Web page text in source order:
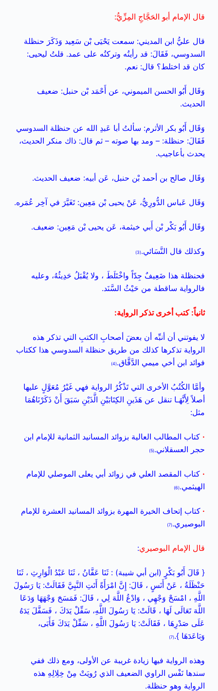
قال الإمام أبو الحَجَّاجِ المِزِّيُّ:
قال عليُّ ابن المديني: سمعت يَحْيَى بْن سَعِيد وَذَكَرَ حنظلة
السدوسي، فَقَالَ: قد رأيتُه وتركتُه على عمد. قلتُ ليحيى:
كان قد اختلط؟ قال: نعم.
وَقَال أَبُو الحسن الميموني، عن أَحْمَد بْن حنبل: ضعيف
الحديث.
وَقَال أَبُو بكر الأثرم: سألتُ أبا عَبدِ الله عن حنظلة السدوسي
فَقَالَ: حنظلة: – ومد بها صوته – ثم قال: ذاك منكر الحديث،
يحدث بأعاجيب.
وَقَال صالح بن أحمد بْن حنبل، عَن أبيه: ضعيف الحديث.
وَقَال عَباس الدُّورِيُّ، عَنْ يحيى بْن مَعِين: تَغَيَّرَ في آخِر عُمَره.
وَقَال أَبُو بَكْر بْن أَبي خيثمة، عَن يحيى بْن مَعِين: ضعيف.
وكذلك قال النَّسَائي.(3)
فحنظلة هذا ضَعِيفٌ جِدّاً واخْتَلَطَ ، ولا يُقْبَلُ حَدِيثُهُ، وعليه
فالرواية ساقطة من حَيْثُ السَّنَد.
ثانياً: كتب أخرى تذكر الرواية:
لا يفوتني أن أنبِّه أن بعضَ أصحابِ الكتبِ التي تذكر هذه
الرواية تذكرها كذلك من طريق حنظلة السدوسي هذا ككتاب
فوائد ابن أخي ميمي الدَّقَّاق.(4)
وأمَّا الكُتُبُ الأخرى التي تَذْكُرُ الرواية فهي غَيْرُ مُعَوَّلٍ عليها
أصلاً لِأَنَّهَـا تنقل عن هَذَينِ الكِتَابَيْنِ الَّذَيْنِ سَبَقَ أَنْ ذَكَرْنَاهُمَا
مثل:
· كتاب المطالب العالية بزوائد المسانيد الثمانية للإمام ابن
حجر العسقلاني.(5)
· كتاب المقصد العلي في زوائد أبي يعلى الموصلي للإمام
الهيثمي.(6)
· كتاب إتحاف الخيرة المهرة بزوائد المسانيد العشرة للإمام
البوصيري.(7)
قال الإمام البوصيري:
{ قَالَ أَبُو بَكْرٍ (ابن أبي شيبة) : ثَنَا عَفَّانُ ، ثَنَا عَبْدُ الْوَارِثِ ، ثَنَا
حَنْظَلَةُ ، عَنْ أَنَسٍ ، قَالَ: إِنَّ امْرَأَةً أَتَتِ النَّبِيَّ فَقَالَتْ: يَا رَسُولَ
اللَّهِ ، امْسَحْ وَجْهِي ، وَادْعُ اللَّهَ لِي ، قَالَ: فَمَسَحَ وَجْهَهَا وَدَعَا
اللَّهَ تَعَالَى لَهَا ، قَالَتْ: يَا رَسُولَ اللَّهِ، سَفِّلْ يَدَكَ ، فَسَفَّلَ يَدَهُ
عَلَى صَدْرِهَا ، فَقَالَتْ: يَا رَسُولَ اللَّهِ ، سَفِّلْ يَدَكَ فَأَبَى،
وَبَاعَدَهَا }.(7)
وهذه الرواية فيها زيادة غريبة عن الأولى، ومع ذلك ففي
سندها نَفْس الراوي الضعيف الذي رُويَتْ مِنْ خِلِالِهِ هذه
الرواية وهو حنظلة.